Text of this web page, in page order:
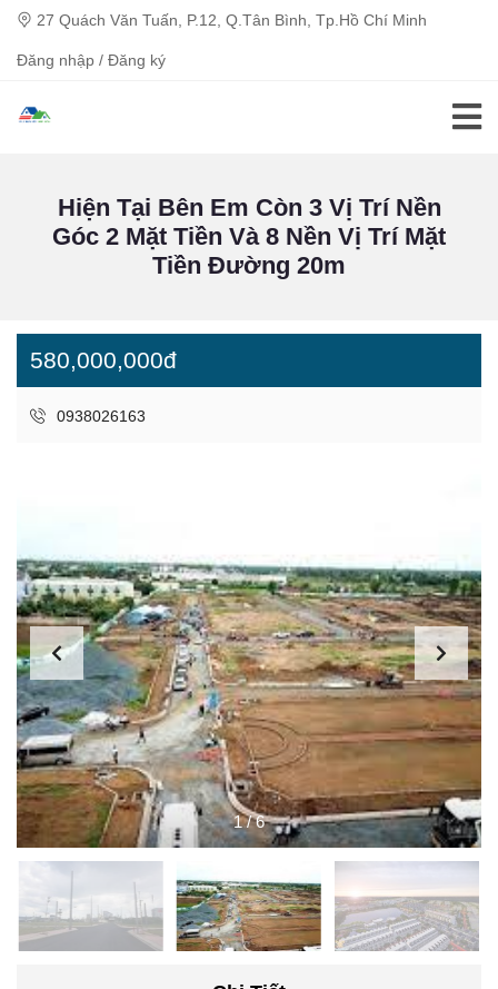
27 Quách Văn Tuấn, P.12, Q.Tân Bình, Tp.Hồ Chí Minh
Đăng nhập / Đăng ký
Hiện Tại Bên Em Còn 3 Vị Trí Nền
Góc 2 Mặt Tiền Và 8 Nền Vị Trí Mặt
Tiền Đường 20m
580,000,000đ
0938026163
1/6